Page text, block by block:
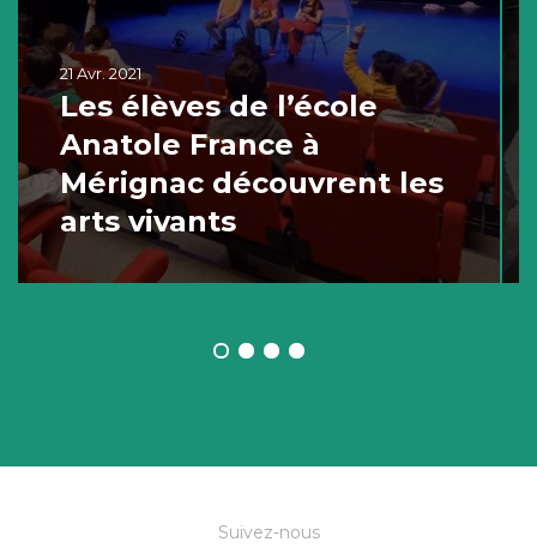
21 Avr. 2021
Les élèves de l’école
Anatole France à
Mérignac découvrent les
arts vivants
Suivez-nous